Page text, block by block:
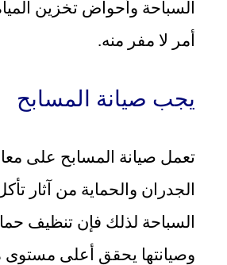
السباحة وأحواض تخزين
أمر لا مفر منه.
يجب صيانة المسابح
تعمل صيانة المسابح على
الجدران والحماية من آثار
السباحة لذلك فإن تنظيف
وصيانتها يحقق أعلى مستوى